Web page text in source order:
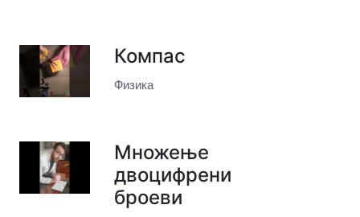
Компас
Физика
Множење
двоцифрени
броеви